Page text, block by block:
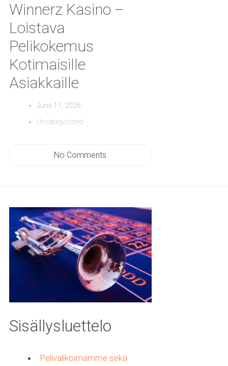
Winnerz Kasino –
Loistava
Pelikokemus
Kotimaisille
Asiakkaille
June 11, 2026
Uncategorized
No Comments
Sisällysluettelo
Pelivalikoimamme sekä